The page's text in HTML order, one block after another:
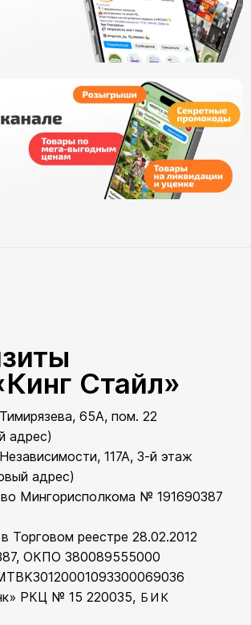
Стайл»
65А, пом. 22
адрес)
117А, 3-й этаж
адрес)
Мингорисполкома № 191690387
Торговом реестре 28.02.2012
ОКПО 380089555000
РКЦ № 15 220035, БИК